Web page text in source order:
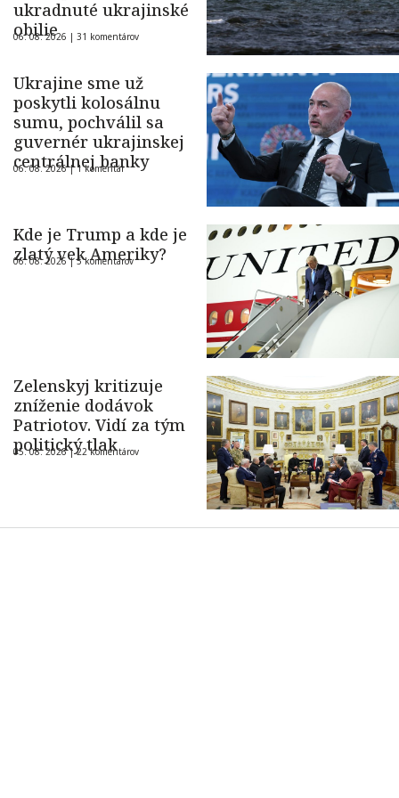
ukradnuté ukrajinské
obilie
06. 08. 2026 | 31 komentárov
Ukrajine sme už
poskytli kolosálnu
sumu, pochválil sa
guvernér ukrajinskej
centrálnej banky
06. 08. 2026 |1 komentár
Kde je Trump a kde je
zlatý vek Ameriky?
06. 08. 2026 |5 komentárov
Zelenskyj kritizuje
zníženie dodávok
Patriotov. Vidí za tým
politický tlak
05. 08. 2026 |22 komentárov